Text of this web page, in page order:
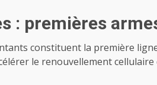
: premières
constituent la première
le renouvellement